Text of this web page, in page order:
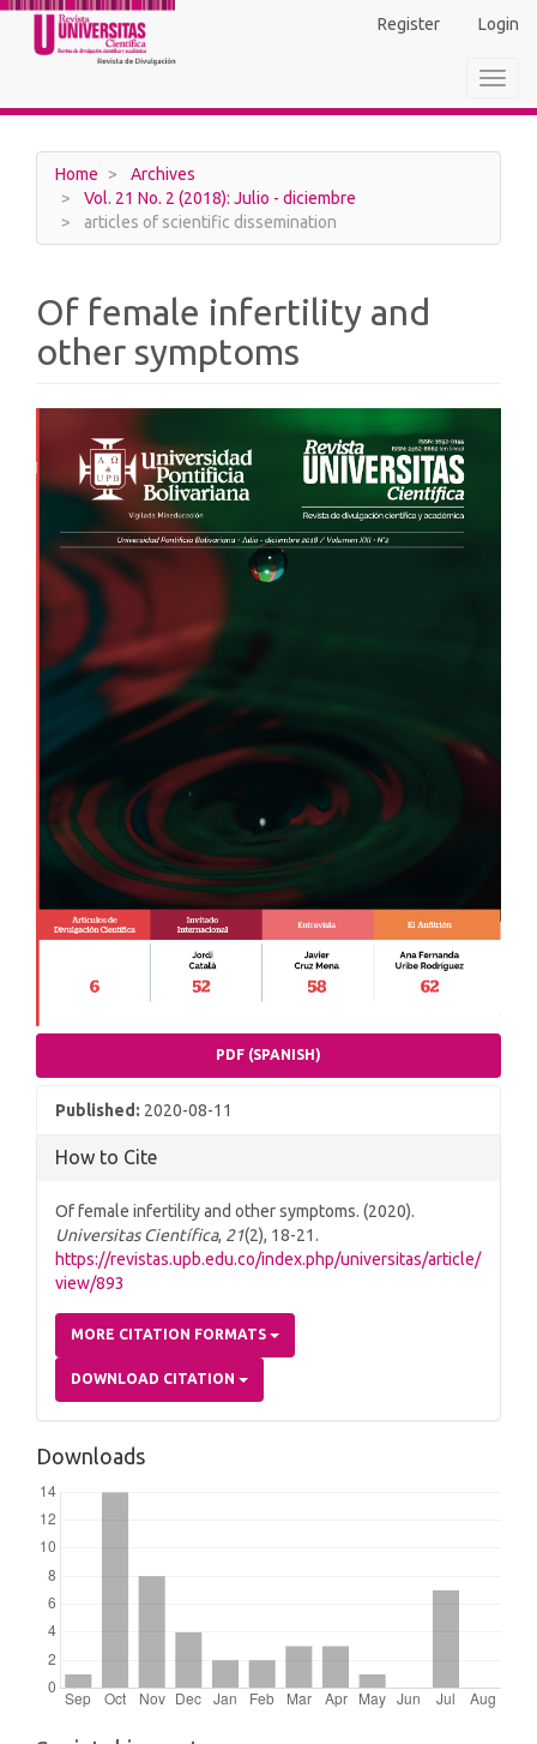
Main
Navigation
Main
Sidebar
Register Login
Home
Archives
Vol. 21 No. 2 (2018): Julio - diciembre
articles of scientific dissemination
Of female infertility and
other symptoms
Sidebar
PDF (SPANISH)
Published: 2020-08-11
How to Cite
Of female infertility and other symptoms. (2020).
Universitas Científica, 21(2), 18-21.
https://revistas.upb.edu.co/index.php/universitas/article/
view/893
MORE CITATION FORMATS
DOWNLOAD CITATION
Downloads